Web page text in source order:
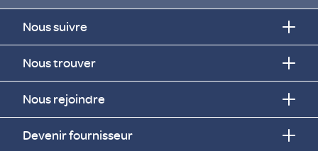
Nous suivre
Nous trouver
Nous rejoindre
Devenir fournisseur